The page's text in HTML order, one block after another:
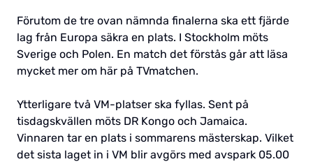
Förutom de tre ovan nämnda finalerna ska ett fjärde
lag från Europa säkra en plats. I Stockholm möts
Sverige och Polen. En match det förstås går att läsa
mycket mer om här på TVmatchen.
Ytterligare två VM-platser ska fyllas. Sent på
tisdagskvällen möts DR Kongo och Jamaica.
Vinnaren tar en plats i sommarens mästerskap. Vilket
det sista laget in i VM blir avgörs med avspark 05.00